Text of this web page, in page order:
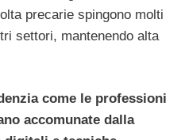
precarie spingono molti
settori, mantenendo alta
come le professioni
accomunate dalla